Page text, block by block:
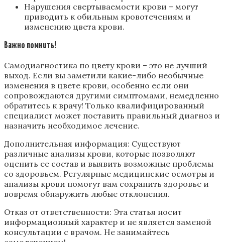
Нарушения свертываемости крови – могут
приводить к обильным кровотечениям и
изменению цвета крови.
Важно помнить!
Самодиагностика по цвету крови – это не лучший
выход. Если вы заметили какие-либо необычные
изменения в цвете крови, особенно если они
сопровождаются другими симптомами, немедленно
обратитесь к врачу! Только квалифицированный
специалист может поставить правильный диагноз и
назначить необходимое лечение.
Дополнительная информация: Существуют
различные анализы крови, которые позволяют
оценить ее состав и выявить возможные проблемы
со здоровьем. Регулярные медицинские осмотры и
анализы крови помогут вам сохранить здоровье и
вовремя обнаружить любые отклонения.
Отказ от ответственности: Эта статья носит
информационный характер и не является заменой
консультации с врачом. Не занимайтесь